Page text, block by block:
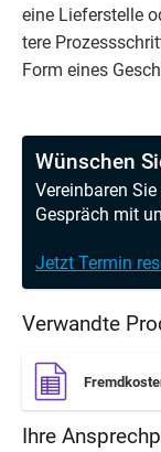
eine Lie­fer­stel­le
te­re
Form eines
Wünschen
Vereinbaren
Gespräch mit
Jetzt Termin
Verwandte
Ihre